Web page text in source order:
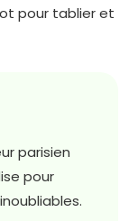
pour tablier et
parisien
pour